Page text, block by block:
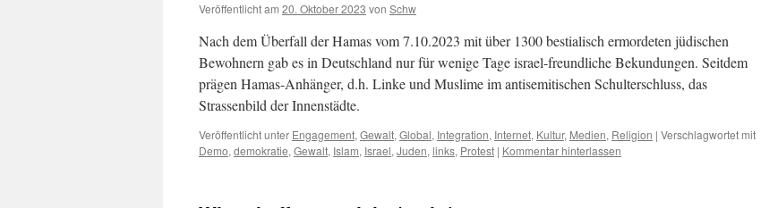
Veröffentlicht am 20. Oktober 2023 von Schw
Nach dem Überfall der Hamas vom 7.10.2023 mit über 1300 bestialisch ermordeten jüdischen
Bewohnern gab es in Deutschland nur für wenige Tage israel-freundliche Bekundungen. Seitdem
prägen Hamas-Anhänger, d.h. Linke und Muslime im antisemitischen Schulterschluss, das
Strassenbild der Innenstädte.
Veröffentlicht unter Engagement, Gewalt, Global, Integration, Internet, Kultur, Medien, Religion | Verschlagwortet mit
Demo, demokratie, Gewalt, Islam, Israel, Juden, links, Protest | Kommentar hinterlassen